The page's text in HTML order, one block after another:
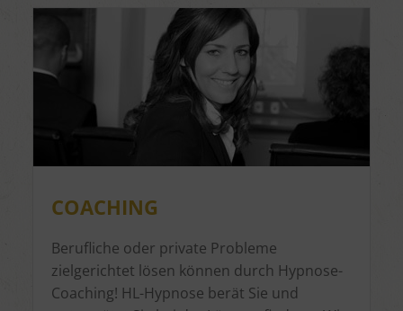
COACHING
Berufliche oder private Probleme
zielgerichtet lösen können durch Hypnose-
Coaching! HL-Hypnose berät Sie und